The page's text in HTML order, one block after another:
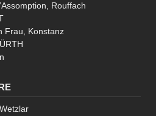
Rouffach
Frau, Konstanz